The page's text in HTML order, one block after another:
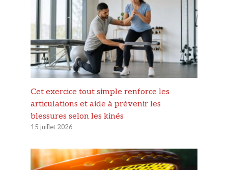
Cet exercice tout simple renforce les
articulations et aide à prévenir les
blessures selon les kinés
15 juillet 2026